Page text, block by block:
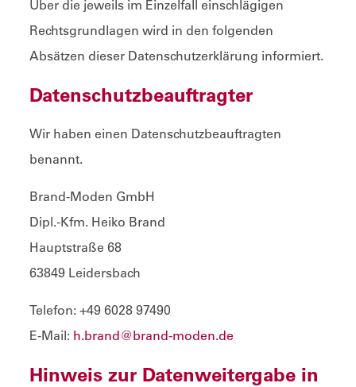
Über die jeweils im Einzelfall einschlägigen
Rechtsgrundlagen wird in den folgenden
Absätzen dieser Datenschutzerklärung informiert.
Datenschutz­beauftragter
Wir haben einen Datenschutzbeauftragten
benannt.
Brand-Moden GmbH
Dipl.-Kfm. Heiko Brand
Hauptstraße 68
63849 Leidersbach
Telefon: +49 6028 97490
E-Mail: h.brand@brand-moden.de
Hinweis zur Datenweitergabe in